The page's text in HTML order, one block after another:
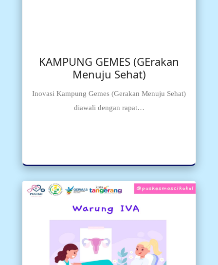
KAMPUNG GEMES (GErakan
Menuju Sehat)
Inovasi Kampung Gemes (Gerakan Menuju Sehat)
diawali dengan rapat…